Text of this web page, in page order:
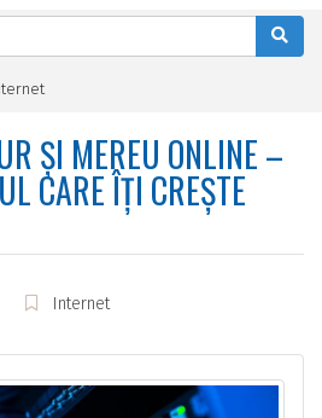
ȘI MEREU ONLINE –
CARE ÎȚI CREȘTE
Internet